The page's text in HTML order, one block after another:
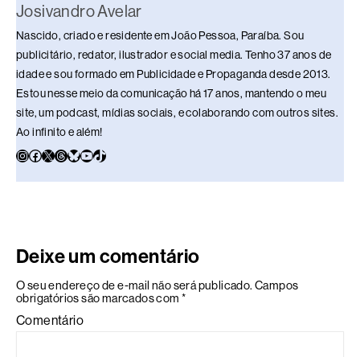
Josivandro Avelar
Nascido, criado e residente em João Pessoa, Paraíba. Sou
publicitário, redator, ilustrador e social media. Tenho 37 anos de
idade e sou formado em Publicidade e Propaganda desde 2013.
Estou nesse meio da comunicação há 17 anos, mantendo o meu
site, um podcast, mídias sociais, e colaborando com outros sites.
Ao infinito e além!
Deixe um comentário
O seu endereço de e-mail não será publicado. Campos
obrigatórios são marcados com *
Comentário